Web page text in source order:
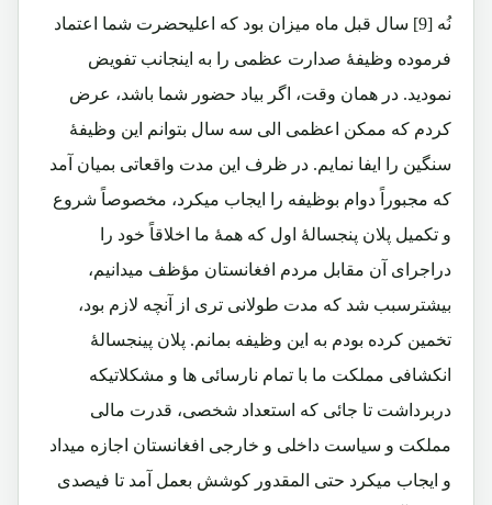
نُه [9] سال قبل ماه میزان بود که اعلیحضرت شما اعتماد
فرموده وظیفۀ صدارت عظمی را به اینجانب تفویض
نمودید. در همان وقت، اگر بیاد حضور شما باشد، عرض
کردم که ممکن اعظمی الی سه سال بتوانم این وظیفۀ
سنگین را ایفا نمایم. در ظرف این مدت واقعاتی بمیان آمد
که مجبوراً دوام بوظیفه را ایجاب میکرد، مخصوصاً شروع
و تکمیل پلان پنجسالۀ اول که همۀ ما اخلاقاً خود را
دراجرای آن مقابل مردم افغانستان مؤظف میدانیم،
بیشترسبب شد که مدت طولانی تری از آنچه لازم بود،
تخمین کرده بودم به این وظیفه بمانم. پلان پینجسالۀ
انکشافی مملکت ما با تمام نارسائی ها و مشکلاتیکه
دربرداشت تا جائی که استعداد شخصی، قدرت مالی
مملکت و سیاست داخلی و خارجی افغانستان اجازه میداد
و ایجاب میکرد حتی المقدور کوشش بعمل آمد تا فیصدی